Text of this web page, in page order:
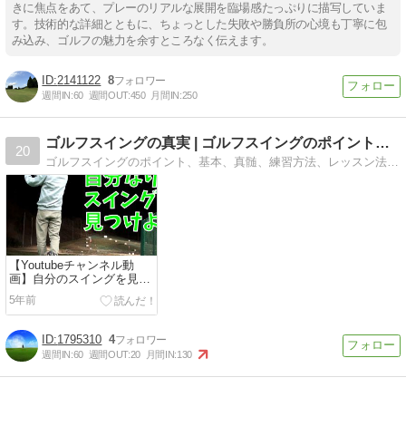
きに焦点をあて、プレーのリアルな展開を臨場感たっぷりに描写していま
す。技術的な詳細とともに、ちょっとした失敗や勝負所の心境も丁寧に包
み込み、ゴルフの魅力を余すところなく伝えます。
2141122 8
週間IN:60 週間OUT:450 月間IN:250
20
ゴルフスイングの真実 | ゴルフスイングのポイント、基本、…
ゴルフスイングのポイント、基本、真髄、練習方法、レッスン法の意味、上達方法などを述べるブログ
【Youtubeチャンネル動
画】自分のスイングを見つ
けよう
5年前
1795310 4
週間IN:60 週間OUT:20 月間IN:130